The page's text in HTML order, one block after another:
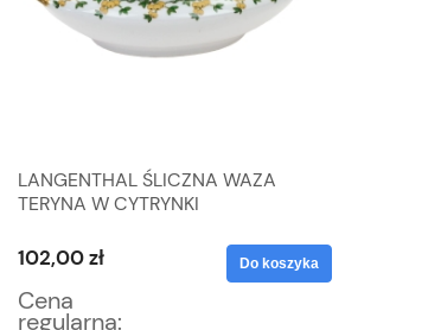
LANGENTHAL ŚLICZNA WAZA
TERYNA W CYTRYNKI
102,00 zł
Cena
regularna:
Do koszyka